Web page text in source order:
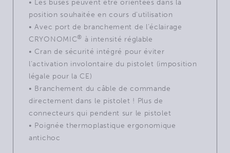
• Les buses peuvent être orientées dans la
position souhaitée en cours d'utilisation
• Avec port de branchement de l’éclairage
CRYONOMIC® à intensité réglable
• Cran de sécurité intégré pour éviter
l’activation involontaire du pistolet (imposition
légale pour la CE)
• Branchement du câble de commande
directement dans le pistolet ! Plus de
connecteurs qui pendent sur le pistolet
• Poignée thermoplastique ergonomique
antichoc